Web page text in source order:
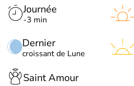
Journée
-3 min
Dernier
croissant de Lune
Saint Amour